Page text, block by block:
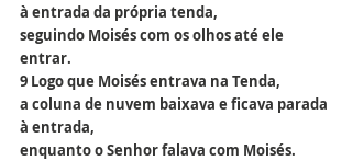
à entrada da própria tenda,
seguindo Moisés com os olhos até ele
entrar.
9 Logo que Moisés entrava na Tenda,
a coluna de nuvem baixava e ficava parada
à entrada,
enquanto o Senhor falava com Moisés.